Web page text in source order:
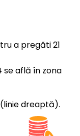
a pregăti 21
se află în zona
dreaptă).